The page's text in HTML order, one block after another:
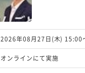
2026年08月27日(木) 15:00
オンラインにて実施